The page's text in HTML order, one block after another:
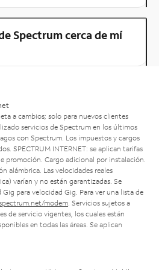
Spectrum cerca de mí
a cambios; solo para nuevos clientes
servicios de Spectrum en los últimos
con Spectrum. Los impuestos y cargos
SPECTRUM INTERNET: se aplican tarifas
promoción. Cargo adicional por instalación.
alámbrica. Las velocidades reales
varían y no están garantizadas. Se
para velocidad Gig. Para ver una lista de
spectrum.net/modem . Servicios sujetos a
de servicio vigentes, los cuales están
en todas las áreas. Se aplican